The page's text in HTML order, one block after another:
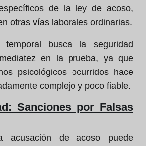
de la ley de acoso,
otras vías laborales ordinarias.
temporal busca la seguridad
en la prueba, ya que
psicológicos ocurridos hace
complejo y poco fiable.
Sanciones por Falsas
acusación de acoso puede